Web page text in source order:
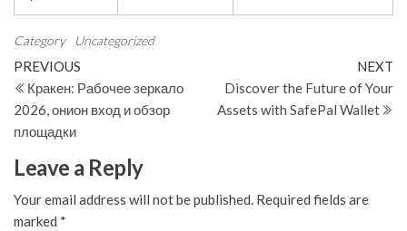
Category Uncategorized
Post
navigation
Previous
Post
PREVIOUS
Кракен: Рабочее зеркало
2026, онион вход и обзор
площадки
NEXT
Discover the Future of Your
Assets with SafePal Wallet
Leave a Reply
Your email address will not be published. Required fields are
marked *